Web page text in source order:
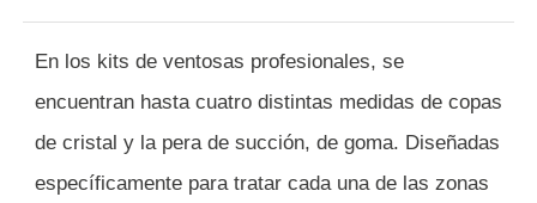
En los kits de ventosas profesionales, se
encuentran hasta cuatro distintas medidas de copas
de cristal y la pera de succión, de goma. Diseñadas
específicamente para tratar cada una de las zonas